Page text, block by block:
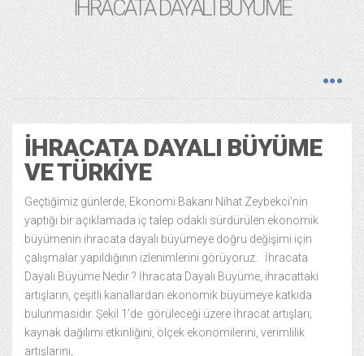
İHRACATA DAYALI BÜYÜME
İHRACATA DAYALI BÜYÜME
VE TÜRKIYE
Geçtiğimiz günlerde, Ekonomi Bakanı Nihat Zeybekci’nin
yaptığı bir açıklamada iç talep odaklı sürdürülen ekonomik
büyümenin ihracata dayalı büyümeye doğru değişimi için
çalışmalar yapıldığının izlenimlerini görüyoruz. İhracata
Dayalı Büyüme Nedir ? İhracata Dayalı Büyüme, ihracattaki
artışların, çeşitli kanallardan ekonomik büyümeye katkıda
bulunmasıdır. Şekil 1’de görüleceği üzere İhracat artışları;
kaynak dağılımı etkinliğini, ölçek ekonomilerini, verimlilik
artışlarını,